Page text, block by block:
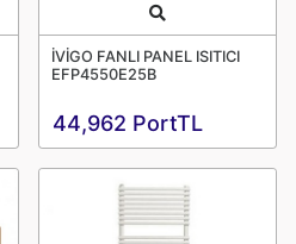
Quick View
İVİGO FANLI PANEL ISITICI
EFP4550E25B
44,962 PortTL